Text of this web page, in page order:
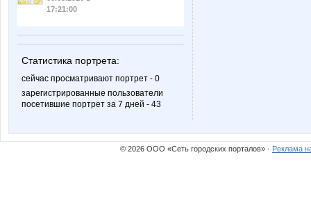
17:21:00
Статистика портрета:
сейчас просматривают портрет - 0
зарегистрированные пользователи
посетившие портрет за 7 дней - 43
© 2026 ООО «Сеть городских порталов» · Реклама